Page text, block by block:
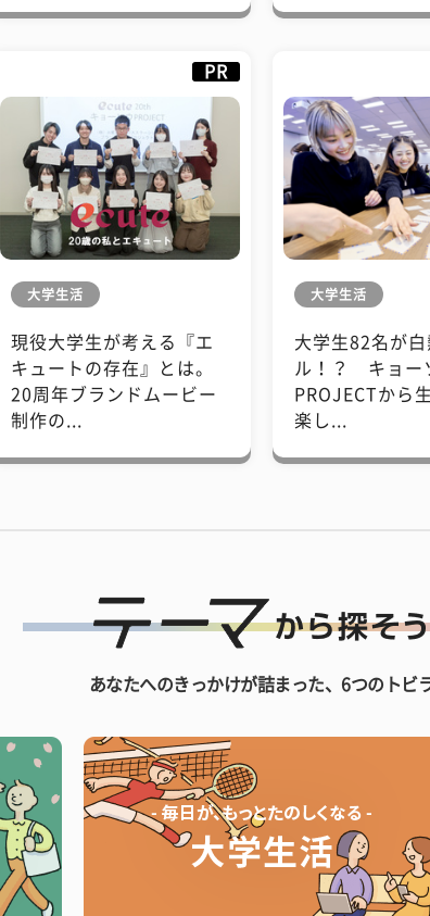
PR
大学生活
現役大学生が考える『エ
キュートの存在』とは。
20周年ブランドムービー
制作の...
大学生活
大学生82名が白
ル！？ キョー
PROJECTから
楽し...
あなたへのきっかけが詰まった、6つのトビ